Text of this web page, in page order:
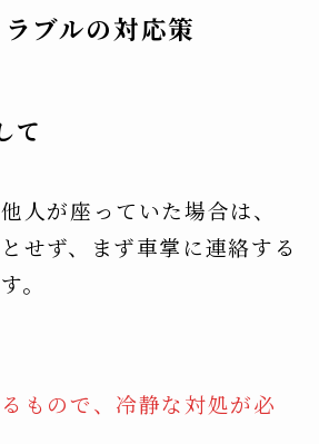
ブルの対応策
て
人が座っていた場合は、
せず、まず車掌に連絡する
。
もので、冷静な対処が必